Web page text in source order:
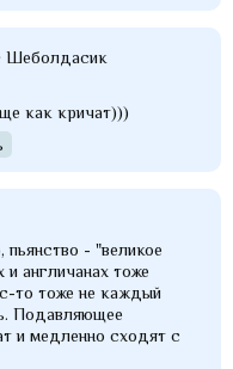
Шеболдасик
как кричат)))
пьянство - "великое
англичанах тоже
то тоже не каждый
Подавляющее
и медленно сходят с